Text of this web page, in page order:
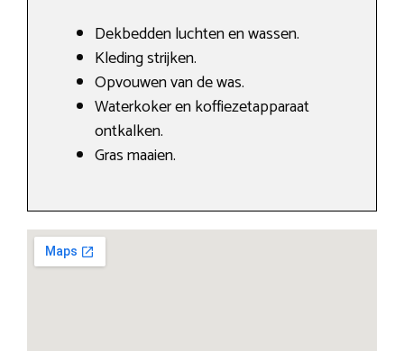
Dekbedden luchten en wassen.
Kleding strijken.
Opvouwen van de was.
Waterkoker en koffiezetapparaat
ontkalken.
Gras maaien.